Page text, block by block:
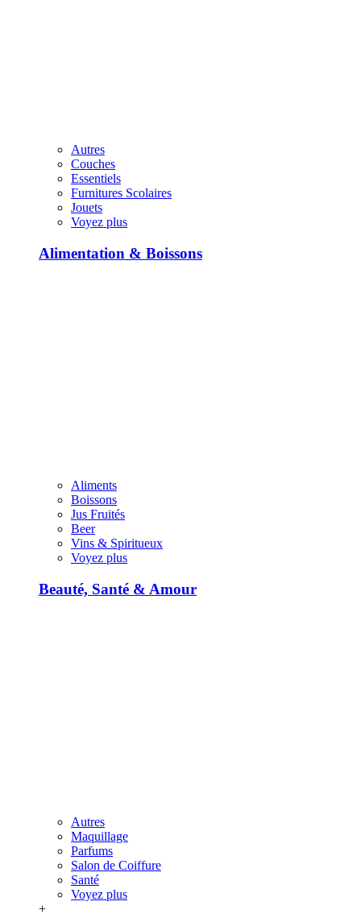
Autres
Couches
Essentiels
Furnitures Scolaires
Jouets
Voyez plus
Alimentation & Boissons
Aliments
Boissons
Jus Fruités
Beer
Vins & Spiritueux
Voyez plus
Beauté, Santé & Amour
Autres
Maquillage
Parfums
Salon de Coiffure
Santé
Voyez plus
+